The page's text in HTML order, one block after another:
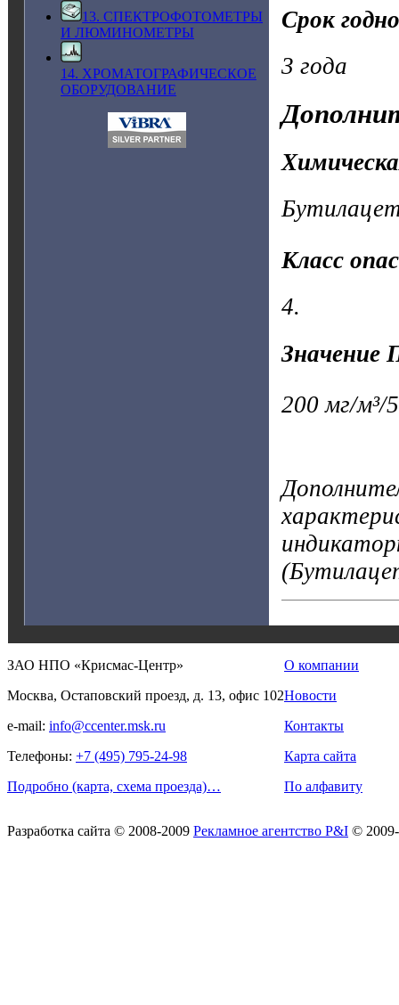
13. СПЕКТРОФОТОМЕТРЫ
И ЛЮМИНОМЕТРЫ
14. ХРОМАТОГРАФИЧЕСКОЕ
ОБОРУДОВАНИЕ
Срок
3 года
Класс
4.
Значение
200 мг/м³/
ЗАО НПО «Крисмас-Центр»
Москва, Остаповский проезд, д. 13, офис 102
e-mail: info@ccenter.msk.ru
Телефоны: +7 (495) 795-24-98
Подробно (карта, схема проезда)…
О компании
Новости
Контакты
Карта сайта
По алфавиту
Разработка сайта © 2008-2009 Рекламное агентство P&I ©